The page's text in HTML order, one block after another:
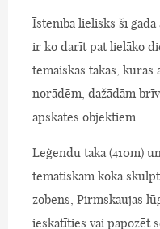
Īstenībā lielisks šī
ir ko darīt pat lielāko
temaiskās takas,
norādēm, dažādām
apskates objektiem.
Leģendu taka (410m)
tematiskām koka
zobens, Pirmskaujas
ieskatīties vai papozēt